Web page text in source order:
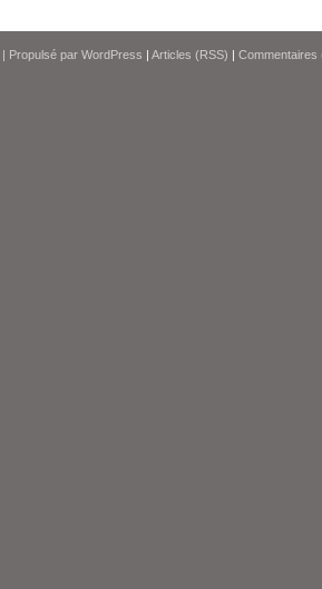
| Propulsé par WordPress | Articles (RSS) | Commentaires